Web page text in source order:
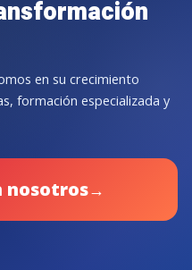
en su crecimiento
formación especializada y
nosotros→